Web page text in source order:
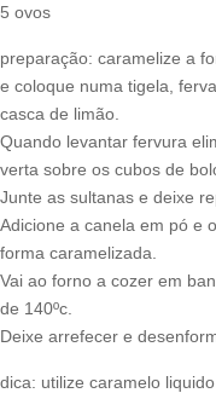
5 ovos
preparação: caramelize a
e coloque numa tigela,
casca de limão.
Quando levantar fervura
verta sobre os cubos de
Junte as sultanas e deixe
Adicione a canela em pó e
forma caramelizada.
Vai ao forno a cozer em
de 140ºc.
Deixe arrefecer e
dica: utilize caramelo